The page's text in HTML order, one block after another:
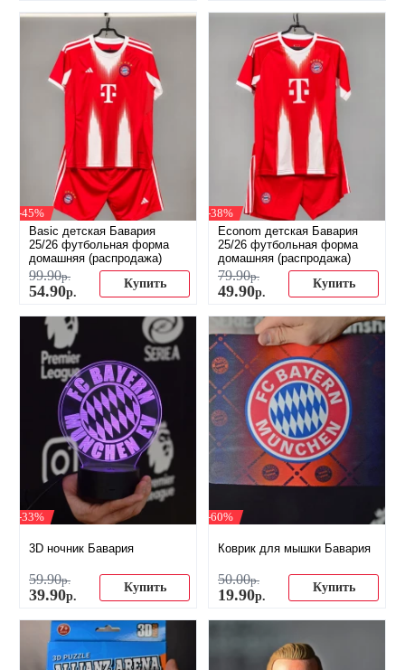
-45%
Basic детская Бавария
25/26 футбольная форма
домашняя (распродажа)
99.90р.
54.90р.
Купить
-38%
Econom детская Бавария
25/26 футбольная форма
домашняя (распродажа)
79.90р.
49.90р.
Купить
-33%
3D ночник Бавария
59.90р.
39.90р.
Купить
-60%
Коврик для мышки Бавария
50.00р.
19.90р.
Купить